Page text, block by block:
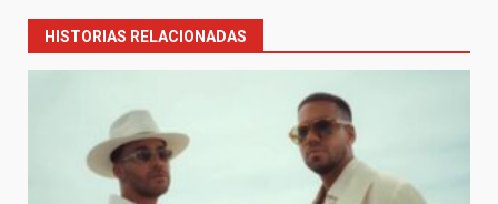
HISTORIAS RELACIONADAS